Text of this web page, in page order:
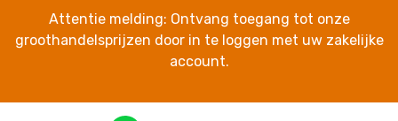
Attentie melding: Ontvang toegang tot onze
groothandelsprijzen door in te loggen met uw zakelijke
account.